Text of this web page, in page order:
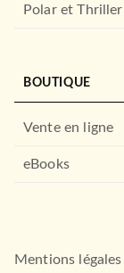
Polar et Thriller
BOUTIQUE
Vente en ligne
eBooks
Mentions légales